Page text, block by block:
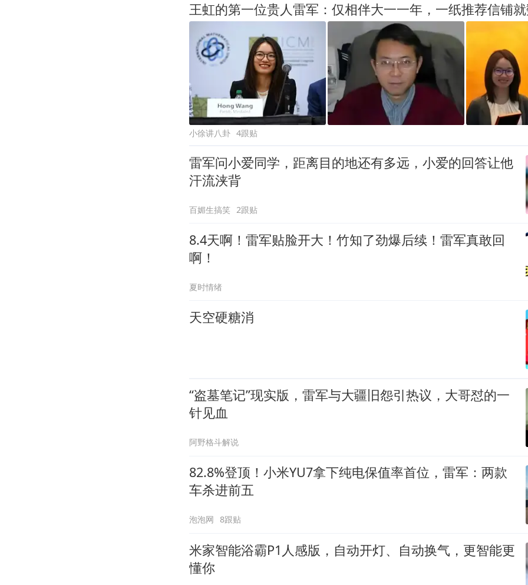
王虹的第一位贵人雷军：仅相伴大一一年，一纸推荐信铺
小徐讲八卦 4跟贴
雷军问小爱同学，距离目的地还有多远，小爱的回答让他
汗流浃背
百媚生搞笑 2跟贴
8.4天啊！雷军贴脸开大！竹知了劲爆后续！雷军真敢回
啊！
夏时情绪
天空硬糖消
“盗墓笔记”现实版，雷军与大疆旧怨引热议，大哥怼的一
针见血
阿野格斗解说
82.8%登顶！小米YU7拿下纯电保值率首位，雷军：两款
车杀进前五
泡泡网 8跟贴
米家智能浴霸P1人感版，自动开灯、自动换气，更智能更
懂你